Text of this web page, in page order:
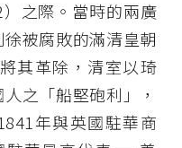
之際。當時的兩廣
被腐敗的滿清皇朝
其革除，清室以琦
之「船堅砲利」，
年與英國駐華商